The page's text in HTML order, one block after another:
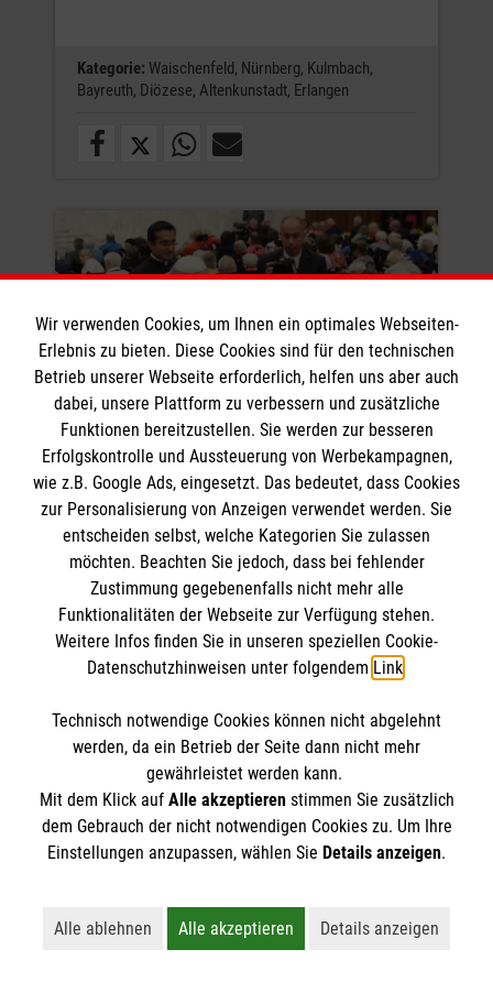
Kategorie: Waischenfeld, Nürnberg, Kulmbach,
Bayreuth, Diözese, Altenkunstadt, Erlangen
Begegnung mit Papst Leo XIV.
Ein Feuerwerk an Herzenswärme - auch
für die Bamberger Pilgerinnen und Pilger
in Rom
Kategorie: Malteser in Bamberg,
Diözese,
Veranstaltungen
Weitere News laden
Wir verwenden Cookies, um Ihnen ein optimales Webseiten-
Erlebnis zu bieten. Diese Cookies sind für den technischen
Betrieb unserer Webseite erforderlich, helfen uns aber auch
dabei, unsere Plattform zu verbessern und zusätzliche
Funktionen bereitzustellen. Sie werden zur besseren
Erfolgskontrolle und Aussteuerung von Werbekampagnen,
wie z.B. Google Ads, eingesetzt. Das bedeutet, dass Cookies
zur Personalisierung von Anzeigen verwendet werden. Sie
entscheiden selbst, welche Kategorien Sie zulassen
möchten. Beachten Sie jedoch, dass bei fehlender
Zustimmung gegebenenfalls nicht mehr alle
Funktionalitäten der Webseite zur Verfügung stehen.
Weitere Infos finden Sie in unseren speziellen Cookie-
Datenschutzhinweisen unter folgendem Link.
Technisch notwendige Cookies können nicht abgelehnt
werden, da ein Betrieb der Seite dann nicht mehr
gewährleistet werden kann.
Mit dem Klick auf Alle akzeptierenstimmen Sie zusätzlich
dem Gebrauch der nicht notwendigen Cookies zu. Um Ihre
Einstellungen anzupassen, wählen Sie Details anzeigen.
Alle ablehnen
Lehnt alle nicht-essentiellen Cookies ab
Alle akzeptieren
Akzeptiert alle Cookies
Details anzeigen